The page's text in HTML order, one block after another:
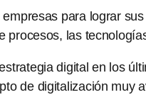
para lograr
las
digital en los
de digitalización muy